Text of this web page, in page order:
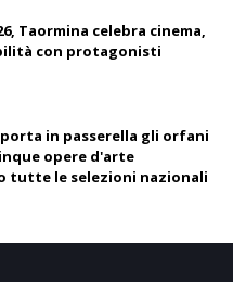
Taormina celebra cinema,
con protagonisti
in passerella gli orfani
opere d'arte
tutte le selezioni nazionali